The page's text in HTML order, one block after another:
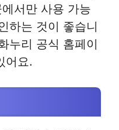
서만 사용 가능
하는 것이 좋습니
누리 공식 홈페이
어요.